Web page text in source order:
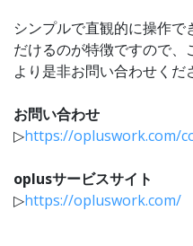
シンプルで直観的に操作で
だけるのが特徴ですので、
より是非お問い合わせくだ
お問い合わせ
▷https://opluswork.com/
oplusサービスサイト
▷https://opluswork.com/